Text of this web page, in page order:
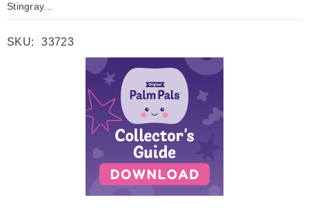
Stingray...
SKU: 33723